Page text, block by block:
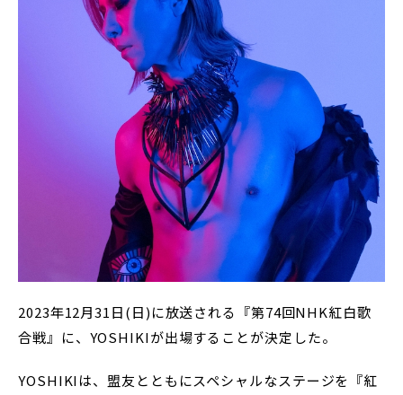
2023年12月31日(日)に放送される『第74回NHK紅白歌
合戦』に、YOSHIKIが出場することが決定した。
YOSHIKIは、盟友とともにスペシャルなステージを『紅